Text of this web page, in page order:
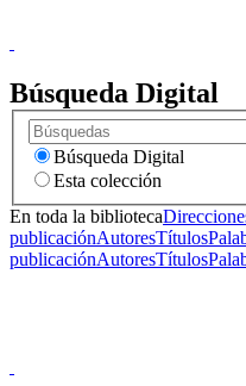
Búsqueda Digital
Búsqueda Digital
Esta colección
En toda la biblioteca
publicaciónAutoresTítulos
publicaciónAutoresTítulos